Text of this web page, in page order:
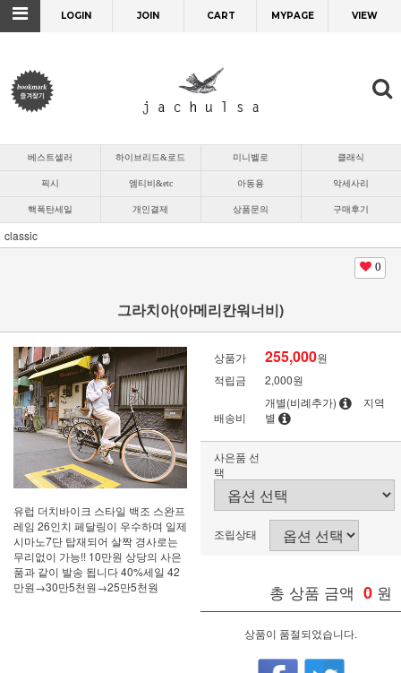
LOGIN JOIN CART MYPAGE VIEW
베스트셀러 하이브리드&로드 미니벨로 클래식
픽시 엠티비&etc 아동용 악세사리
핵폭탄세일 개인결제 상품문의 구매후기
classic
0
그라치아(아메리칸워너비)
유럽 더치바이크 스타일 백조 스완프
레임 26인치 페달링이 우수하며 일제
시마노7단 탑재되어 살짝 경사로는
무리없이 가능!! 10만원 상당의 사은
품과 같이 발송 됩니다 40%세일 42
만원→30만5천원→25만5천원
상품가 255,000원
적립금
2,000원
배송비
개별(비례추가)
지역
별
사은품 선
택
조립상태
총 상품 금액 0 원
상품이 품절되었습니다.